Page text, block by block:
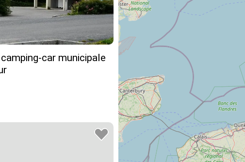
car municipale